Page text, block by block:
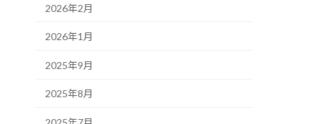
2026年2月
2026年1月
2025年9月
2025年8月